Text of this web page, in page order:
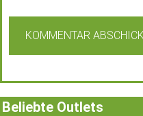
Beliebte Outlets